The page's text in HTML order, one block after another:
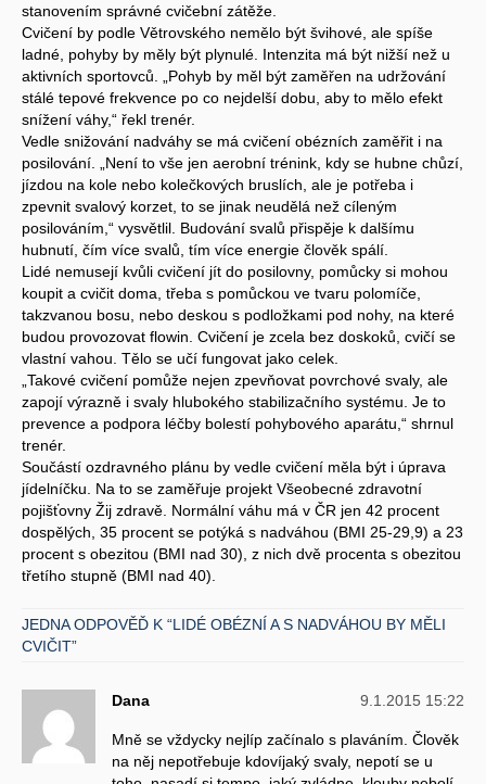
stanovením správné cvičební zátěže.
Cvičení by podle Větrovského nemělo být švihové, ale spíše
ladné, pohyby by měly být plynulé. Intenzita má být nižší než u
aktivních sportovců. „Pohyb by měl být zaměřen na udržování
stálé tepové frekvence po co nejdelší dobu, aby to mělo efekt
snížení váhy,“ řekl trenér.
Vedle snižování nadváhy se má cvičení obézních zaměřit i na
posilování. „Není to vše jen aerobní trénink, kdy se hubne chůzí,
jízdou na kole nebo kolečkových bruslích, ale je potřeba i
zpevnit svalový korzet, to se jinak neudělá než cíleným
posilováním,“ vysvětlil. Budování svalů přispěje k dalšímu
hubnutí, čím více svalů, tím více energie člověk spálí.
Lidé nemusejí kvůli cvičení jít do posilovny, pomůcky si mohou
koupit a cvičit doma, třeba s pomůckou ve tvaru polomíče,
takzvanou bosu, nebo deskou s podložkami pod nohy, na které
budou provozovat flowin. Cvičení je zcela bez doskoků, cvičí se
vlastní vahou. Tělo se učí fungovat jako celek.
„Takové cvičení pomůže nejen zpevňovat povrchové svaly, ale
zapojí výrazně i svaly hlubokého stabilizačního systému. Je to
prevence a podpora léčby bolestí pohybového aparátu,“ shrnul
trenér.
Součástí ozdravného plánu by vedle cvičení měla být i úprava
jídelníčku. Na to se zaměřuje projekt Všeobecné zdravotní
pojišťovny Žij zdravě. Normální váhu má v ČR jen 42 procent
dospělých, 35 procent se potýká s nadváhou (BMI 25-29,9) a 23
procent s obezitou (BMI nad 30), z nich dvě procenta s obezitou
třetího stupně (BMI nad 40).
JEDNA ODPOVĚĎ K “LIDÉ OBÉZNÍ A S NADVÁHOU BY MĚLI
CVIČIT”
Dana 9.1.2015 15:22
Mně se vždycky nejlíp začínalo s plaváním. Člověk
na něj nepotřebuje kdovíjaký svaly, nepotí se u